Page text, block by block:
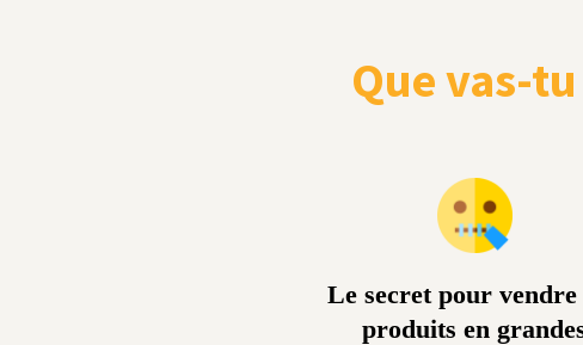
Que vas-
Le secret pour vendre
produits en